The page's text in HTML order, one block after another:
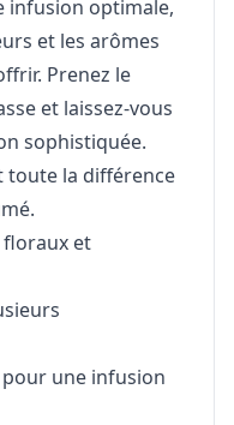
infusion optimale,
et les arômes
Prenez le
et laissez-vous
sophistiquée.
toute la différence
et
pour une infusion